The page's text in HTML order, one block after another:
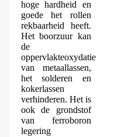
hoge hardheid en
goede het rollen
rekbaarheid heeft.
Het boorzuur kan
de
oppervlakteoxydatie
van metaallassen,
het solderen en
kokerlassen
verhinderen. Het is
ook de grondstof
van ferroboron
legering